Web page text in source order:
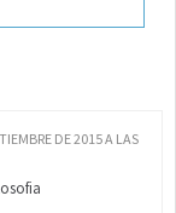
DE 2015 A LAS